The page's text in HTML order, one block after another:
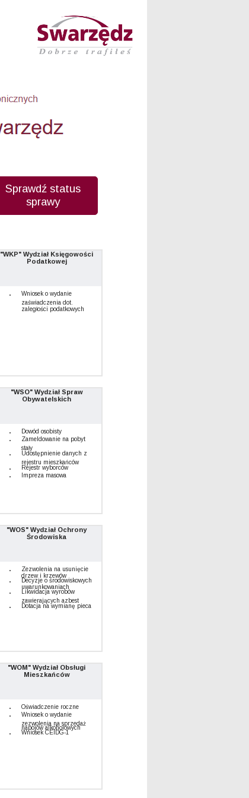
Sprawdź status
sprawy
"WKP" Wydział Księgowości
Podatkowej
Wniosek o wydanie
zaświadczenia dot.
zaległości podatkowych
"WSO" Wydział Spraw
Obywatelskich
Dowód osobisty
Zameldowanie na pobyt
stały
Udostępnienie danych z
rejestru mieszkańców
Rejestr wyborców
Impreza masowa
"WOS" Wydział Ochrony
Środowiska
Zezwolenia na usunięcie
drzew i krzewów
Decyzje o środowiskowych
uwarunkowaniach
Likwidacja wyrobów
zawierających azbest
Dotacja na wymianę pieca
"WOM" Wydział Obsługi
Mieszkańców
Oświadczenie roczne
Wniosek o wydanie
zezwolenia na sprzedaż
napojów alkoholowych
Wniosek CEIDG-1